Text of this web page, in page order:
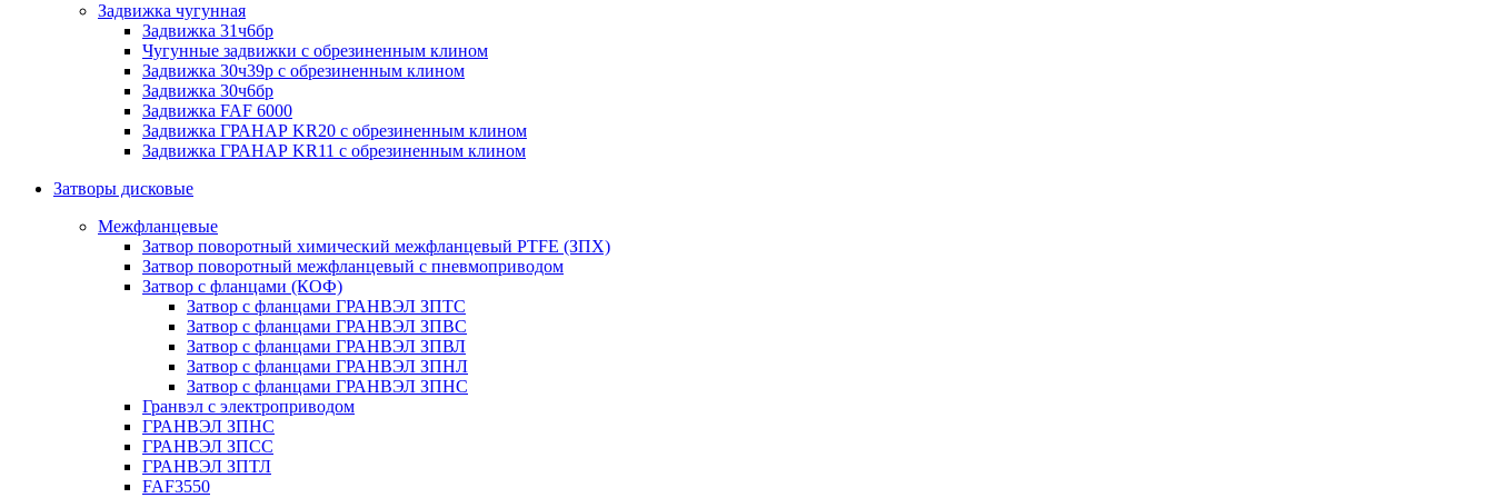
Задвижка чугунная
Задвижка 31ч6бр
Чугунные задвижки с обрезиненным клином
Задвижка 30ч39р с обрезиненным клином
Задвижка 30ч6бр
Задвижка FAF 6000
Задвижка ГРАНАР KR20 с обрезиненным клином
Задвижка ГРАНАР KR11 с обрезиненным клином
Затворы дисковые
Межфланцевые
Затвор поворотный химический межфланцевый PTFE (ЗПХ)
Затвор поворотный межфланцевый с пневмоприводом
Затвор с фланцами (КОФ)
Затвор с фланцами ГРАНВЭЛ ЗПТС
Затвор с фланцами ГРАНВЭЛ ЗПВС
Затвор с фланцами ГРАНВЭЛ ЗПВЛ
Затвор с фланцами ГРАНВЭЛ ЗПНЛ
Затвор с фланцами ГРАНВЭЛ ЗПНС
Гранвэл с электроприводом
ГРАНВЭЛ ЗПНС
ГРАНВЭЛ ЗПСС
ГРАНВЭЛ ЗПТЛ
FAF3550